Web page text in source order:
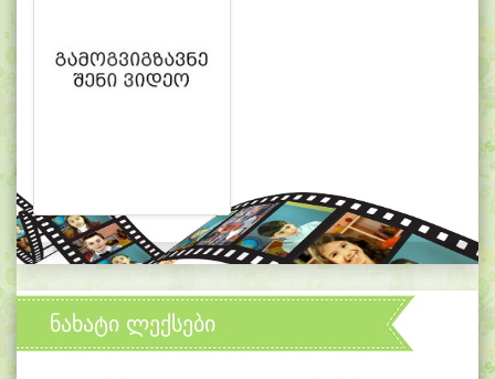
ნახატი ლექსები